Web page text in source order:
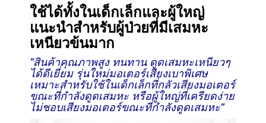
ใช้ได้ทั้งในเด็กเล็กและผู้ใหญ่
แนะนำสำหรับผู้ป่วยที่มีเสมหะ
เหนียวข้นมาก
"สินค้าคุณภาพสูง ทนทาน ดูดเสมหะเหนียวๆ
ได้ดีเยี่ยม รุ่นใหม่มอเตอร์เสียงเบาพิเศษ
เหมาะสำหรับใช้ในเด็กเล็กที่กลัวเสียงมอเตอร์
ขณะที่กำลังดูดเสมหะ หรือผู้ใหญ่ที่เครียดง่าย
ไม่ชอบเสียงมอเตอร์ขณะที่กำลังดูดเสมหะ"